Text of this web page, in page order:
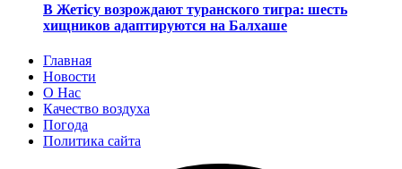
В Жетісу возрождают туранского тигра: шесть
хищников адаптируются на Балхаше
Главная
Новости
О Нас
Качество воздуха
Погода
Политика сайта